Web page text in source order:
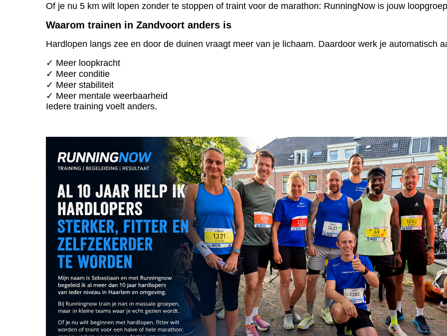
Of je nu 5 km wilt lopen zonder te stoppen of traint voor de marathon: RunningNow is jouw
Waarom trainen in Zandvoort anders is
Hardlopen langs zee en door de duinen vraagt meer van je lichaam. Daardoor werk je automatisch
✓ Meer loopkracht
✓ Meer conditie
✓ Meer stabiliteit
✓ Meer mentale weerbaarheid
Iedere training voelt anders.